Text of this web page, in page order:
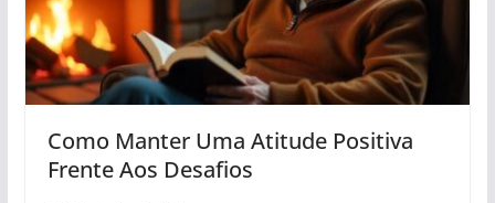
Como Manter Uma Atitude Positiva
Frente Aos Desafios